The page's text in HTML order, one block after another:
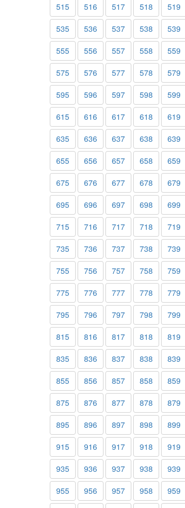
515
516 517 518 519
535
536 537 538 539
555
556 557 558 559
575
576 577 578 579
595
596 597 598 599
615
616 617 618 619
635
636 637 638 639
655
656 657 658 659
675
676 677 678 679
695
696 697 698 699
715
716 717 718 719
735
736 737 738 739
755
756 757 758 759
775
776 777 778 779
795
796 797 798 799
815
816 817 818 819
835
836 837 838 839
855
856 857 858 859
875
876 877 878 879
895
896 897 898 899
915
916 917 918 919
935
936 937 938 939
955
956 957 958 959